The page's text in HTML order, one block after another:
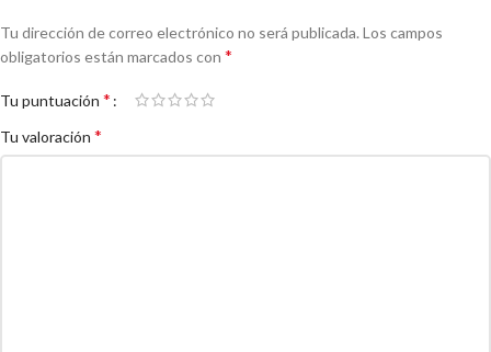
Tu dirección de correo electrónico no será publicada. Los campos
obligatorios están marcados con *
Tu puntuación *
Tu valoración *